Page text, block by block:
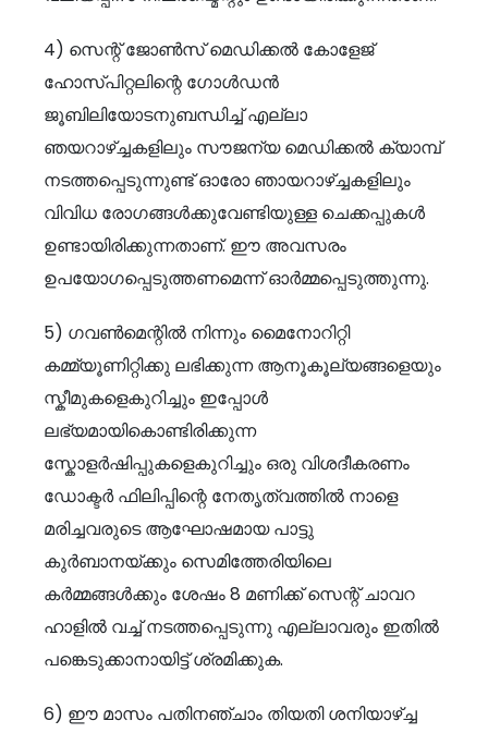
4) സെന്റ് ജോൺസ് മെഡിക്കൽ കോളേജ്
ഹോസ്പിറ്റലിന്റെ ഗോൾഡൻ
ജൂബിലിയോടനുബന്ധിച്ച് എല്ലാ
ഞയറാഴ്ച്ചകളിലും സൗജന്യ മെഡിക്കൽ ക്യാമ്പ്
നടത്തപ്പെടുന്നുണ്ട് ഓരോ ഞായറാഴ്ച്ചകളിലും
വിവിധ രോഗങ്ങൾക്കുവേണ്ടിയുള്ള ചെക്കപ്പുകൾ
ഉണ്ടായിരിക്കുന്നതാണ്. ഈ അവസരം
ഉപയോഗപ്പെടുത്തണമെന്ന് ഓർമ്മപ്പെടുത്തുന്നു.
5) ഗവൺമെന്റിൽ നിന്നും മൈനോറിറ്റി
കമ്മ്യൂണിറ്റിക്കു ലഭിക്കുന്ന ആനൂകൂല്യങ്ങളെയും
സ്കീമുകളെകുറിച്ചും ഇപ്പോൾ
ലഭ്യമായികൊണ്ടിരിക്കുന്ന
സ്കോളർഷിപ്പുകളെകുറിച്ചും ഒരു വിശദീകരണം
ഡോക്ടർ ഫിലിപ്പിന്റെ നേതൃത്വത്തിൽ നാളെ
മരിച്ചവരുടെ ആഘോഷമായ പാട്ടു
കുർബാനയ്ക്കും സെമിത്തേരിയിലെ
കർമ്മങ്ങൾക്കും ശേഷം 8 മണിക്ക് സെന്റ് ചാവറ
ഹാളിൽ വച്ച് നടത്തപ്പെടുന്നു എല്ലാവരും ഇതിൽ
പങ്കെടുക്കാനായിട്ട് ശ്രമിക്കുക.
6) ഈ മാസം പതിനഞ്ചാം തിയതി ശനിയാഴ്ച്ച